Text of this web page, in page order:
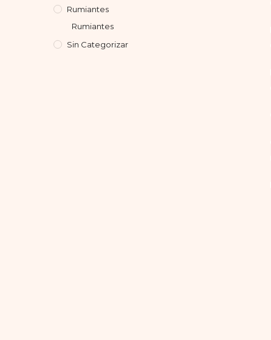
Rumiantes
Rumiantes
Sin Categorizar